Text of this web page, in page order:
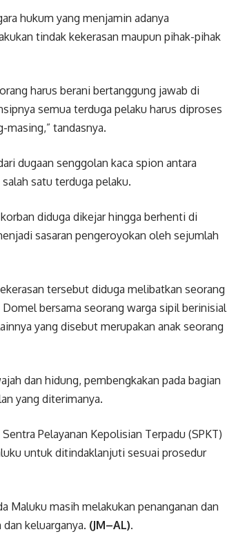
hukum yang menjamin adanya
tindak kekerasan maupun pihak-pihak
harus berani bertanggung jawab di
semua terduga pelaku harus diproses
masing,” tandasnya.
dugaan senggolan kaca spion antara
satu terduga pelaku.
diduga dikejar hingga berhenti di
sasaran pengeroyokan oleh sejumlah
tersebut diduga melibatkan seorang
bersama seorang warga sipil berinisial
yang disebut merupakan anak seorang
dan hidung, pembengkakan pada bagian
yang diterimanya.
Pelayanan Kepolisian Terpadu (SPKT)
untuk ditindaklanjuti sesuai prosedur
Maluku masih melakukan penanganan dan
keluarganya. (JM–AL).